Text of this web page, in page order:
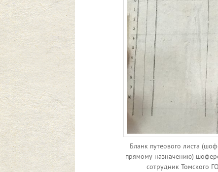
Бланк путеового листа
прямому назначению)
сотрудник Томского